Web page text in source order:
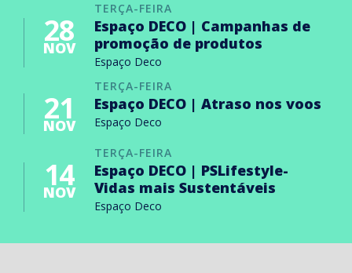
TERÇA-FEIRA
28
NOV
Espaço DECO | Campanhas de
promoção de produtos
Espaço Deco
TERÇA-FEIRA
21
NOV
Espaço DECO | Atraso nos voos
Espaço Deco
TERÇA-FEIRA
14
NOV
Espaço DECO | PSLifestyle-
Vidas mais Sustentáveis
Espaço Deco